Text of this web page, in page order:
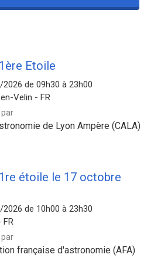
Etoile
de 09h30 à 23h00
Velin - FR
par
de Lyon Ampère (CALA)
étoile le 17 octobre
de 10h00 à 23h30
FR
par
française d'astronomie (AFA)